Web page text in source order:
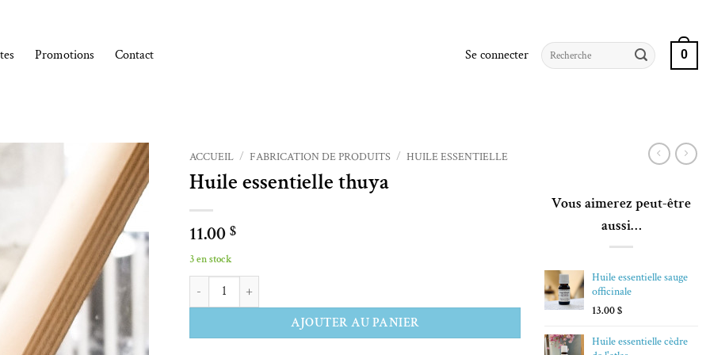
Promotions Contact Se connecter
Recherche
pour :
0
Ajouter à la liste de souhaits
ACCUEIL / FABRICATION DE PRODUITS / HUILE ESSENTIELLE
Huile essentielle thuya
11.00 $
3 en stock
quantité de Huile essentielle thuya
AJOUTER AU PANIER
Alternative:
Vous aimerez peut-être
aussi…
Huile essentielle sauge
officinale
13.00$
Huile essentielle cèdre